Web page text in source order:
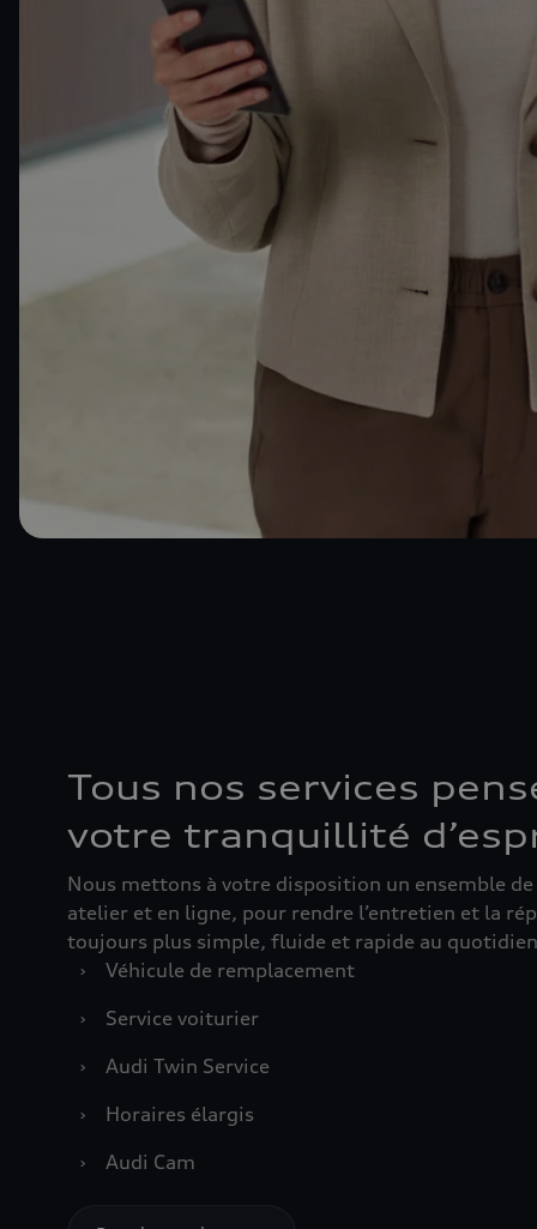
Tous nos services
votre tranquillité
Nous mettons à votre disposition un ensemble de
atelier et en ligne, pour rendre l’entretien et la
toujours plus simple, fluide et rapide au
›
Véhicule de remplacement
›
Service voiturier
›
Audi Twin Service
›
Horaires élargis
›
Audi Cam